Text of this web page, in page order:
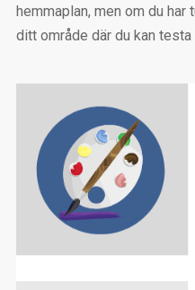
hemmaplan, men om du har
ditt område där du kan testa